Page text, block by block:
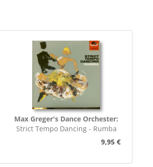
Max Greger's Dance Orchester:
Strict Tempo Dancing - Rumba
9,95 €